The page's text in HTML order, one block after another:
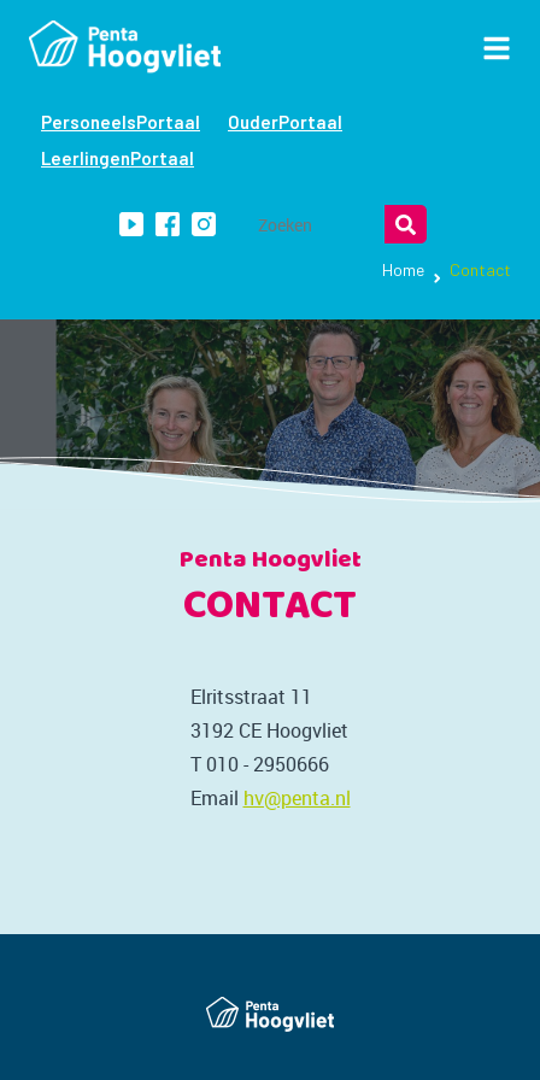
PersoneelsPortaal
OuderPortaal
LeerlingenPortaal
Home Contact
Penta Hoogvliet
CONTACT
Elritsstraat 11
3192 CE Hoogvliet
T 010 - 2950666
Email hv@penta.nl